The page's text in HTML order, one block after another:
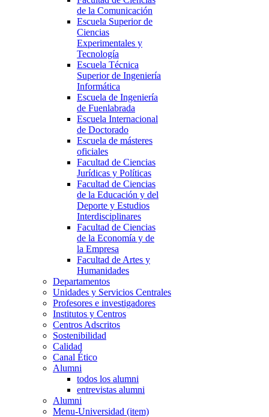
de la Comunicación
Escuela Superior de
Ciencias
Experimentales y
Tecnología
Escuela Técnica
Superior de Ingeniería
Informática
Escuela de Ingeniería
de Fuenlabrada
Escuela Internacional
de Doctorado
Escuela de másteres
oficiales
Facultad de Ciencias
Jurídicas y Políticas
Facultad de Ciencias
de la Educación y del
Deporte y Estudios
Interdisciplinares
Facultad de Ciencias
de la Economía y de
la Empresa
Facultad de Artes y
Humanidades
Departamentos
Unidades y Servicios Centrales
Profesores e investigadores
Institutos y Centros
Centros Adscritos
Sostenibilidad
Calidad
Canal Ético
Alumni
todos los alumni
entrevistas alumni
Alumni
Menu-Universidad (item)